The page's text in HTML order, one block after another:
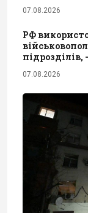
07.08.2026
РФ
підрозділів,
07.08.2026